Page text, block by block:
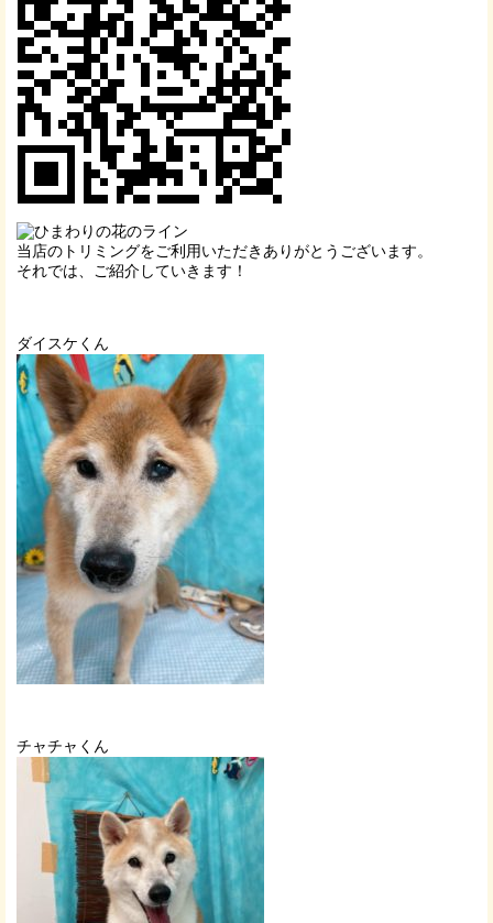
当店のトリミングをご利用いただきありがとうございます。
それでは、ご紹介していきます！
ダイスケくん
チャチャくん